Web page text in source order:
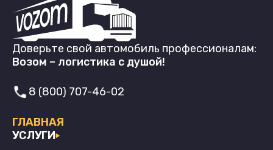
Доверьте свой автомобиль профессионалам:
Возом – логистика с душой!
ГЛАВНАЯ
УСЛУГИ
8 (800) 707-46-02